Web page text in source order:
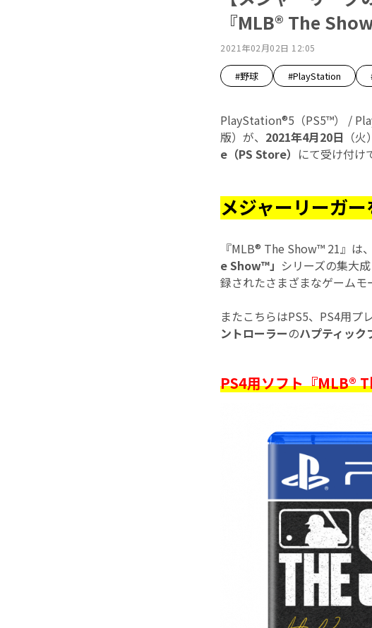
『MLB® The
2021年02月02日 12:05
#野球 #PlayStation
PlayStation®5（PS5™） /
版）が、 2021年4月20日 （
e（PS Store） にて受け付け
メジャーリーガー
『MLB® The Show™ 21』は
e Show™」 シリーズの集大
録されたさまざまなゲームモ
またこちらはPS5、PS4用
ントローラーのハプティック
PS4用ソフト『MLB®